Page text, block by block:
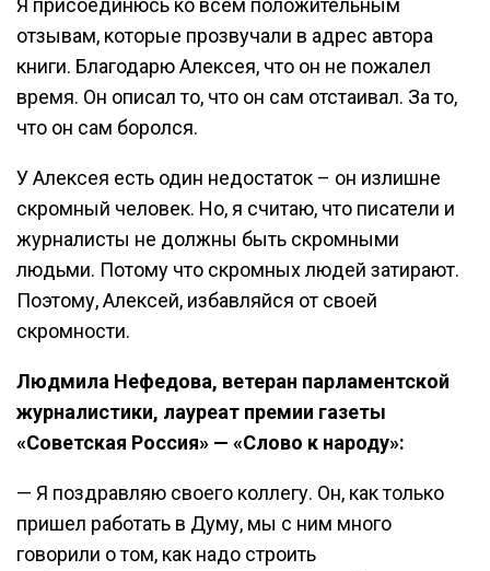
Я присоединюсь ко всем положительным
отзывам, которые прозвучали в адрес автора
книги. Благодарю Алексея, что он не пожалел
время. Он описал то, что он сам отстаивал. За то,
что он сам боролся.
У Алексея есть один недостаток – он излишне
скромный человек. Но, я считаю, что писатели и
журналисты не должны быть скромными
людьми. Потому что скромных людей затирают.
Поэтому, Алексей, избавляйся от своей
скромности.
Людмила Нефедова, ветеран парламентской
журналистики, лауреат премии газеты
«Советская Россия» — «Слово к народу»:
— Я поздравляю своего коллегу. Он, как только
пришел работать в Думу, мы с ним много
говорили о том, как надо строить